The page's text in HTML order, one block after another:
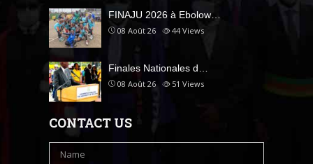
FINAJU 2026 à Ebolow…
08 Août 26 44 Views
Finales Nationales d…
08 Août 26 51 Views
CONTACT US